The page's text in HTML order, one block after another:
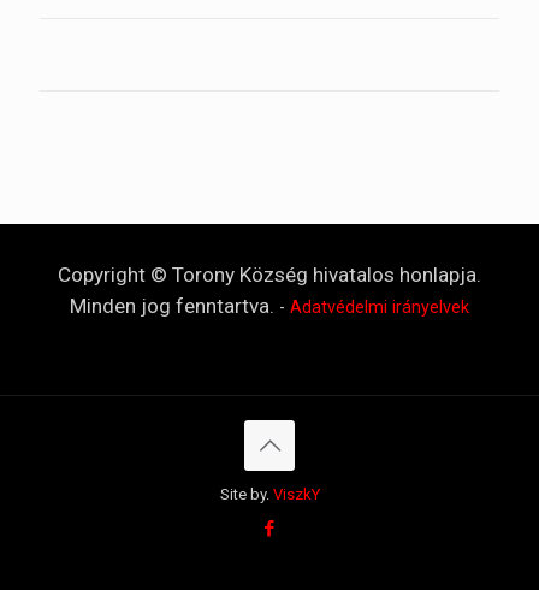
Copyright © Torony Község hivatalos honlapja.
Minden jog fenntartva. - Adatvédelmi irányelvek
Site by. ViszkY